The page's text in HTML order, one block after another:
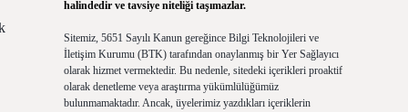
halindedir ve tavsiye niteliği taşımazlar.
Sitemiz, 5651 Sayılı Kanun gereğince Bilgi Teknolojileri ve
İletişim Kurumu (BTK) tarafından onaylanmış bir Yer Sağlayıcı
olarak hizmet vermektedir. Bu nedenle, sitedeki içerikleri proaktif
olarak denetleme veya araştırma yükümlülüğümüz
bulunmamaktadır. Ancak, üyelerimiz yazdıkları içeriklerin